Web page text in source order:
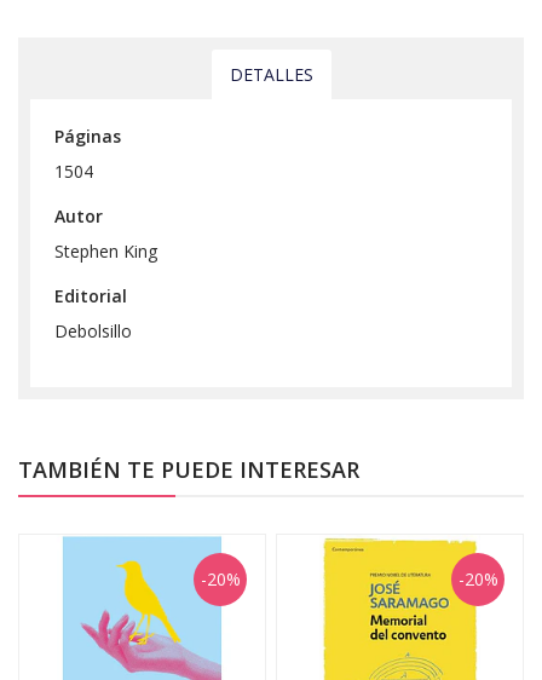
DETALLES
Páginas
1504
Autor
Stephen King
Editorial
Debolsillo
TAMBIÉN TE PUEDE INTERESAR
-20% -20%